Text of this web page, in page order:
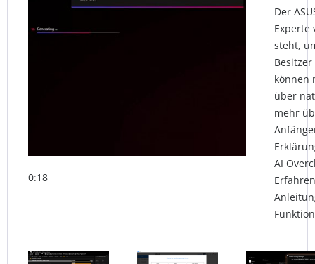
0:18
Der
Experte
steht,
können
über
mehr
AI